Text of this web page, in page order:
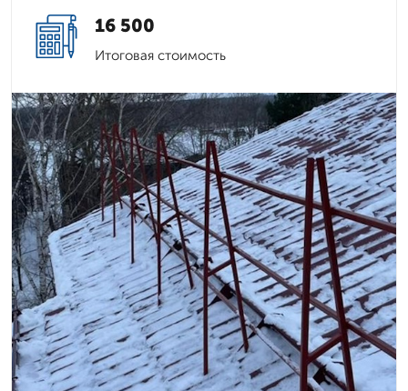
16 500
Итоговая стоимость